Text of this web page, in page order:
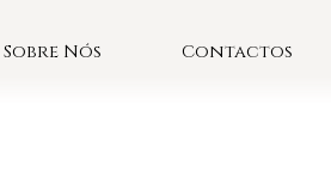
Sobre Nós Contactos